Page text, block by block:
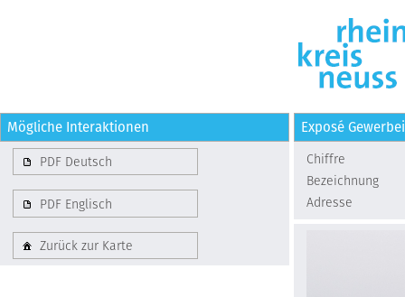
Mögliche Interaktionen
PDF Deutsch
PDF Englisch
Zurück zur Karte
Exposé
Chiffre
Bezeichnung
Adresse